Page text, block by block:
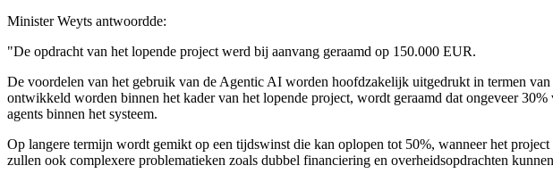
Minister Weyts antwoordde:
"De opdracht van het lopende project werd bij aanvang geraamd op 150.000 EUR.
De voordelen van het gebruik van de Agentic AI worden hoofdzakelijk uitgedrukt in termen
ontwikkeld worden binnen het kader van het lopende project, wordt geraamd dat ongeveer
agents binnen het systeem.
Op langere termijn wordt gemikt op een tijdswinst die kan oplopen tot 50%, wanneer het
zullen ook complexere problematieken zoals dubbel financiering en overheidsopdrachten